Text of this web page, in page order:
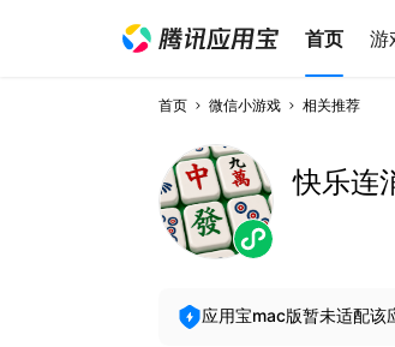
首页 游
首页 微信小游戏 相关推荐
快乐连
应用宝mac版暂未适配该